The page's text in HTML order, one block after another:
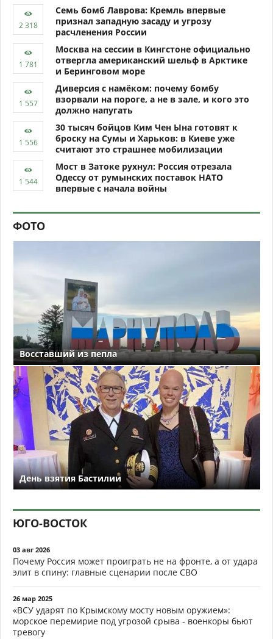
Семь бомб Лаврова: Кремль впервые
признал западную засаду и угрозу
расчленения России
Москва на сессии в Кингстоне официально
отвергла американский шельф в Арктике
и Беринговом море
Диверсия с намёком: почему бомбу
взорвали на пороге, а не в зале, и кого это
должно напугать
30 тысяч бойцов Ким Чен Ына готовят к
броску на Сумы и Харьков: в Киеве уже
считают это страшнее мобилизации
Мост в Затоке рухнул: Россия отрезала
Одессу от румынских поставок НАТО
впервые с начала войны
ФОТО
Восставший из пепла
День взятия Бастилии
ЮГО-ВОСТОК
03 авг 2026
Почему Россия может проиграть не на фронте, а от удара
элит в спину: главные сценарии после СВО
26 мар 2025
«ВСУ ударят по Крымскому мосту новым оружием»:
морское перемирие под угрозой срыва - военкоры бьют
тревогу